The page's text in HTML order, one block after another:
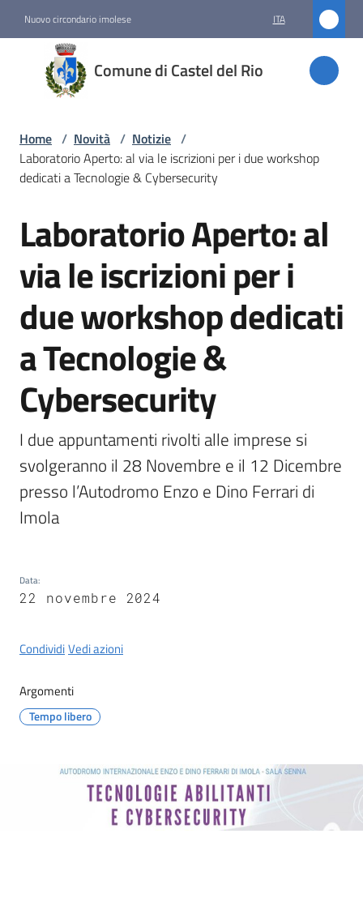
Nuovo circondario imolese ITA
Comune di Castel del Rio
Comune
di
Castel
Novità
Menu selezionato
Servizi
Vivere
Castel
del
Rio
Servizi
Tutti
Home / Novità / Notizie /
Laboratorio Aperto: al via le iscrizioni per i due workshop
dedicati a Tecnologie & Cybersecurity
Salta al contenuto
Laboratorio Aperto: al
via le iscrizioni per i
due workshop dedicati
a Tecnologie &
Cybersecurity
I due appuntamenti rivolti alle imprese si
svolgeranno il 28 Novembre e il 12 Dicembre
presso l’Autodromo Enzo e Dino Ferrari di
Imola
Data:
22 novembre 2024
CondividiVedi azioni
Argomenti
Tempo libero